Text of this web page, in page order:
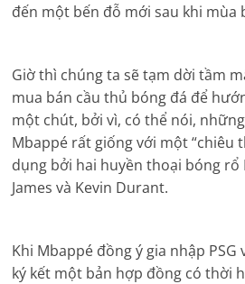
đến một bến đỗ mới sau khi mùa
Giờ thì chúng ta sẽ tạm dời tầm
mua bán cầu thủ bóng đá để
một chút, bởi vì, có thể nói,
Mbappé rất giống với một “chiêu
dụng bởi hai huyền thoại bóng rổ
James và Kevin Durant.
Khi Mbappé đồng ý gia nhập PSG
ký kết một bản hợp đồng có thời